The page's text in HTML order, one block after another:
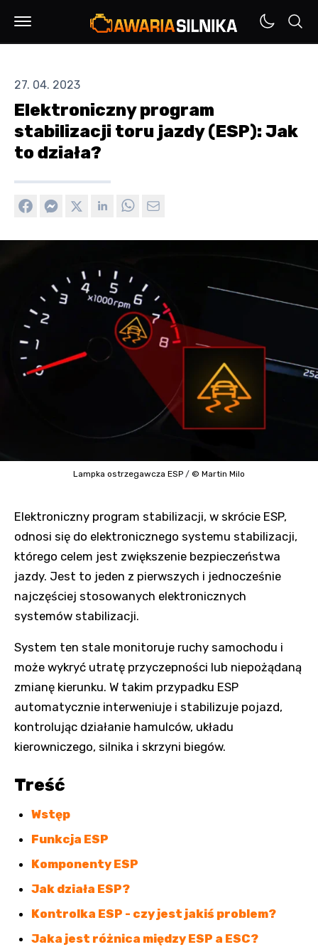
27. 04. 2023
Elektroniczny program
stabilizacji toru jazdy (ESP): Jak
to działa?
Lampka ostrzegawcza ESP / © Martin Milo
Elektroniczny program stabilizacji, w skrócie ESP,
odnosi się do elektronicznego systemu stabilizacji,
którego celem jest zwiększenie bezpieczeństwa
jazdy. Jest to jeden z pierwszych i jednocześnie
najczęściej stosowanych elektronicznych
systemów stabilizacji.
System ten stale monitoruje ruchy samochodu i
może wykryć utratę przyczepności lub niepożądaną
zmianę kierunku. W takim przypadku ESP
automatycznie interweniuje i stabilizuje pojazd,
kontrolując działanie hamulców, układu
kierowniczego, silnika i skrzyni biegów.
Treść
Wstęp
Funkcja ESP
Komponenty ESP
Jak działa ESP?
Kontrolka ESP - czy jest jakiś problem?
Jaka jest różnica między ESP a ESC?